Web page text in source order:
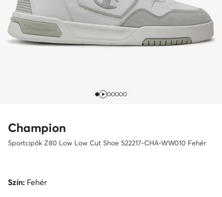
Champion
Sportcipők Z80 Low Low Cut Shoe S22217-CHA-WW010 Fehér
Szín: Fehér